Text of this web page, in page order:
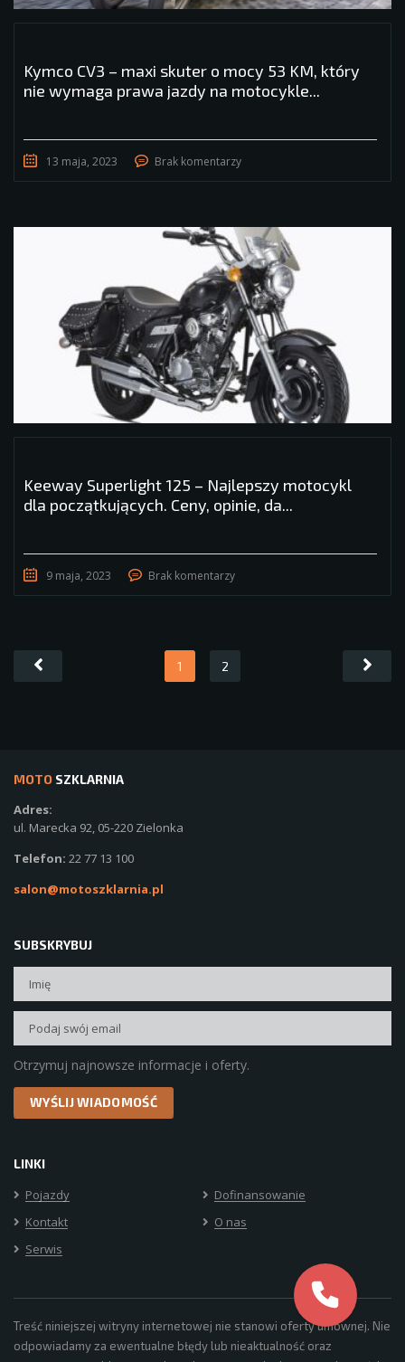
Kymco CV3 – maxi skuter o mocy 53 KM, który
nie wymaga prawa jazdy na motocykle...
13 maja, 2023 Brak komentarzy
Keeway Superlight 125 – Najlepszy motocykl
dla początkujących. Ceny, opinie, da...
9 maja, 2023 Brak komentarzy
1 2
MOTO SZKLARNIA
Adres:
ul. Marecka 92, 05-220 Zielonka
Telefon: 22 77 13 100
salon@motoszklarnia.pl
SUBSKRYBUJ
Otrzymuj najnowsze informacje i oferty.
LINKI
Pojazdy
Dofinansowanie
Kontakt
O nas
Serwis
Treść niniejszej witryny internetowej nie stanowi oferty umownej. Nie
odpowiadamy za ewentualne błędy lub nieaktualność oraz